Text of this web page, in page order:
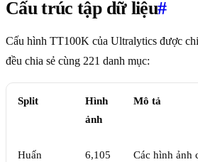
Cấu trúc tập dữ liệu#
Cấu hình TT100K của Ultralytics được
đều chia sẻ cùng 221 danh mục:
Split
Hình
ảnh
Mô tả
Huấn
6,105
Các hình ảnh